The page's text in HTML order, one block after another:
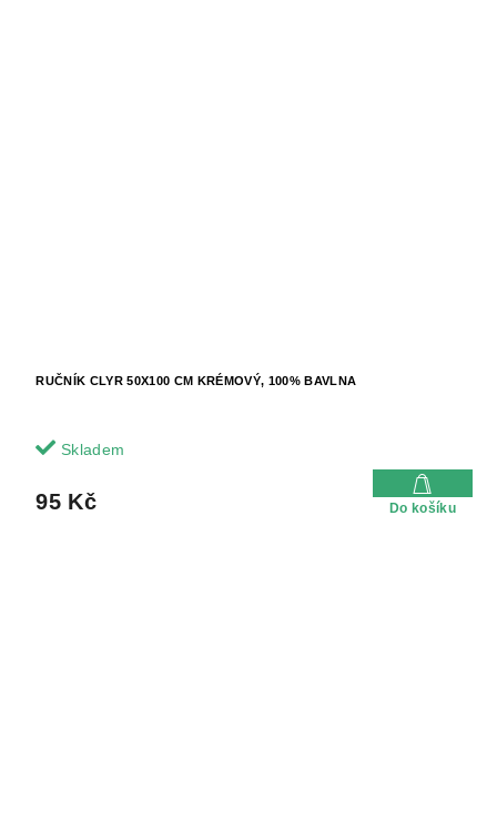
RUČNÍK CLYR 50X100 CM KRÉMOVÝ, 100% BAVLNA
Skladem
95 Kč Do košíku